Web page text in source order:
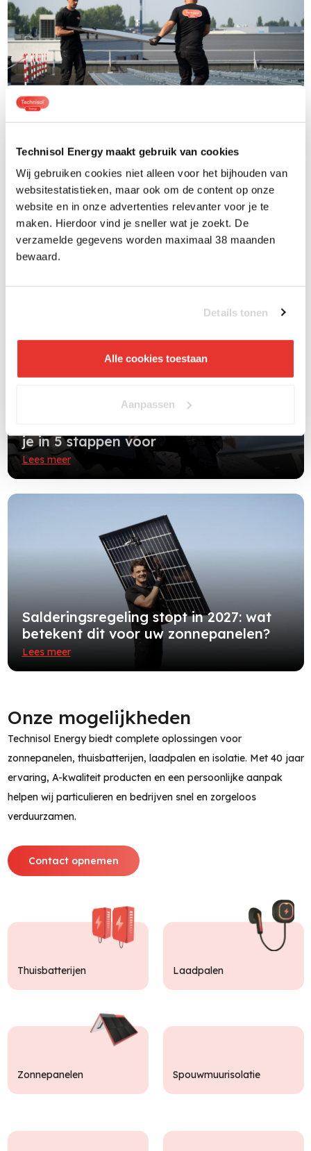
Technisol Energy maakt gebruik van cookies
Wij gebruiken cookies niet alleen voor het bijhouden van
websitestatistieken, maar ook om de content op onze
website en in onze advertenties relevanter voor je te
maken. Hierdoor vind je sneller wat je zoekt. De
verzamelde gegevens worden maximaal 38 maanden
bewaard.
Details tonen
Alle cookies toestaan
Aanpassen
De heer N. van Schagen
Goede communicatie, vakmannen aan het werk die de
kneepjes van het vak kennen en goede uitleg verstrekken.
Netjes en met respect voor omgangsvormen. Ik heb dit bedrijf
bij verschillende mensen aanbevolen.
je in 5 stappen voor
Lees meer
Salderingsregeling stopt in 2027: wat
betekent dit voor uw zonnepanelen?
Lees meer
Onze mogelijkheden
Technisol Energy biedt complete oplossingen voor
zonnepanelen, thuisbatterijen, laadpalen en isolatie. Met 40 jaar
ervaring, A-kwaliteit producten en een persoonlijke aanpak
helpen wij particulieren en bedrijven snel en zorgeloos
verduurzamen.
Contact opnemen
Thuisbatterijen Laadpalen
Zonnepanelen Spouwmuurisolatie